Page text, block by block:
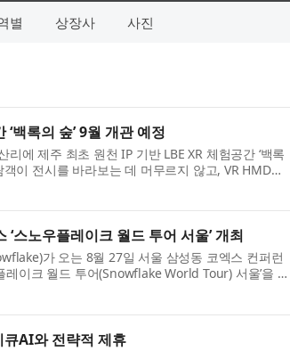
별 상장사 사진
백록의 숲’ 9월 개관 예정
에 제주 최초 원천 IP 기반 LBE XR 체험공간 ‘백록
객이 전시를 바라보는 데 머무르지 않고, VR HMD를
스노우플레이크 월드 투어 서울’ 개최
가 오는 8월 27일 서울 삼성동 코엑스 컨퍼런
이크 월드 투어(Snowflake World Tour) 서울’을 개
AI와 전략적 제휴